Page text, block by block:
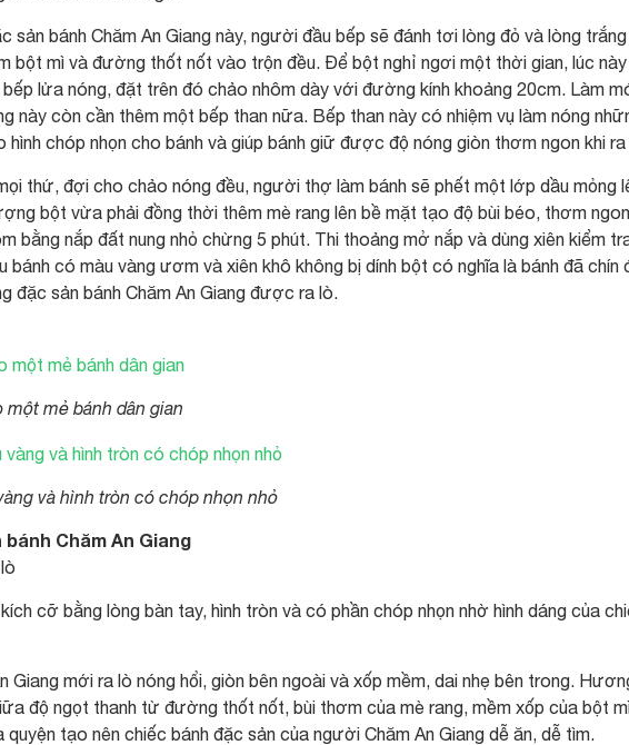
sản bánh Chăm An Giang này, người đầu bếp sẽ đánh tơi lòng đỏ và lòng trắng
bột mì và đường thốt nốt vào trộn đều. Để bột nghỉ ngơi một thời gian, lúc này
lửa nóng, đặt trên đó chảo nhôm dày với đường kính khoảng 20cm. Làm
này còn cần thêm một bếp than nữa. Bếp than này có nhiệm vụ làm nóng
hình chóp nhọn cho bánh và giúp bánh giữ được độ nóng giòn thơm ngon khi ra
thứ, đợi cho chảo nóng đều, người thợ làm bánh sẽ phết một lớp dầu mỏng
bột vừa phải đồng thời thêm mè rang lên bề mặt tạo độ bùi béo, thơm ngon
bằng nắp đất nung nhỏ chừng 5 phút. Thi thoảng mở nắp và dùng xiên kiểm
bánh có màu vàng ươm và xiên khô không bị dính bột có nghĩa là bánh đã chín
đặc sản bánh Chăm An Giang được ra lò.
mẻ bánh dân gian
và hình tròn có chóp nhọn nhỏ
Chăm An Giang
cỡ bằng lòng bàn tay, hình tròn và có phần chóp nhọn nhờ hình dáng của
Giang mới ra lò nóng hổi, giòn bên ngoài và xốp mềm, dai nhẹ bên trong.
độ ngọt thanh từ đường thốt nốt, bùi thơm của mè rang, mềm xốp của bột
tạo nên chiếc bánh đặc sản của người Chăm An Giang dễ ăn, dễ tìm.